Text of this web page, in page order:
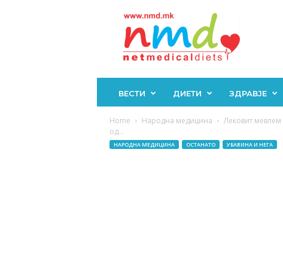
ВЕСТИ ДИЕТИ ЗДРАВЈЕ
Home Народна медицина
Лековит мевлем
од...
НАРОДНА МЕДИЦИНА ОСТАНАТО УБАВИНА И НЕГА